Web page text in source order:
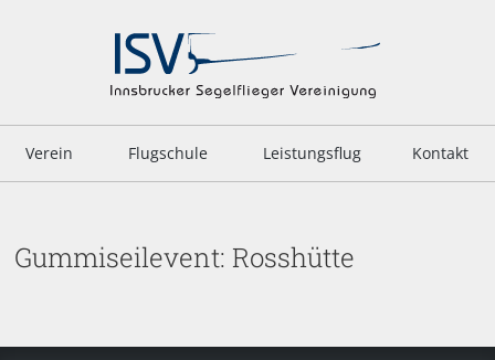
Verein Flugschule Leistungsflug Kontakt
Gummiseilevent: Rosshütte